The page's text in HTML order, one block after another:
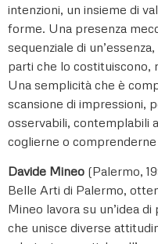
intenzioni, un insieme di
forme. Una presenza
sequenziale di
parti che lo costituiscono,
Una semplicità che è
scansione di impressioni,
osservabili, contemplabili
coglierne o comprenderne
Davide Mineo (Palermo,
Belle Arti di Palermo,
Mineo lavora su un’idea
che unisce diverse